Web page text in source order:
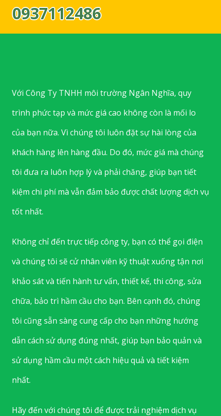
0937112486
Với Công Ty TNHH môi trường Ngân Nghĩa, quy
trình phức tạp và mức giá cao không còn là mối lo
của bạn nữa. Vì chúng tôi luôn đặt sự hài lòng của
khách hàng lên hàng đầu. Do đó, mức giá mà chúng
tôi đưa ra luôn hợp lý và phải chăng, giúp bạn tiết
kiệm chi phí mà vẫn đảm bảo được chất lượng dịch vụ
tốt nhất.
Không chỉ đến trực tiếp công ty, bạn có thể gọi điện
và chúng tôi sẽ cử nhân viên kỹ thuật xuống tận nơi
khảo sát và tiến hành tư vấn, thiết kế, thi công, sửa
chữa, bảo trì hầm cầu cho bạn. Bên cạnh đó, chúng
tôi cũng sẵn sàng cung cấp cho bạn những hướng
dẫn cách sử dụng đúng nhất, giúp bạn bảo quản và
sử dụng hầm cầu một cách hiệu quả và tiết kiệm
nhất.
Hãy đến với chúng tôi để được trải nghiệm dịch vụ